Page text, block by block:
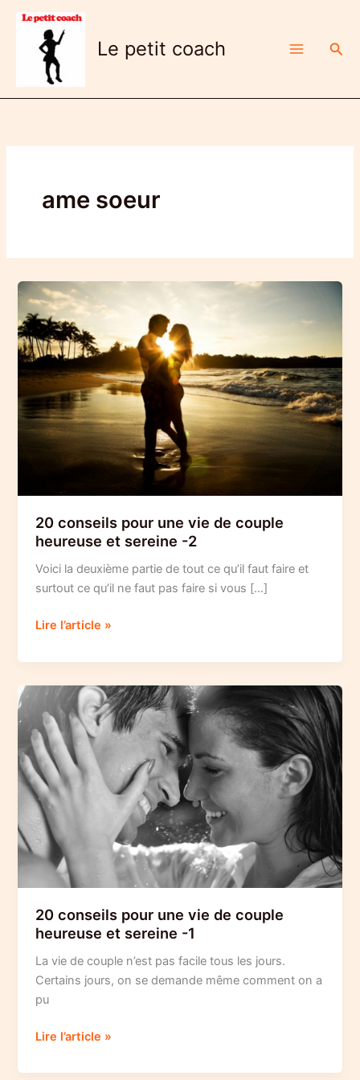
Aller
contenu
Le petit coach
ame soeur
20 conseils pour une vie de couple
heureuse et sereine -2
Voici la deuxième partie de tout ce qu’il faut faire et
surtout ce qu’il ne faut pas faire si vous […]
20
pour
une
de
couple
heureuse
et
sereine
-2
Lire l’article »
20 conseils pour une vie de couple
heureuse et sereine -1
La vie de couple n’est pas facile tous les jours.
Certains jours, on se demande même comment on a
pu
20
pour
Lire l’article »